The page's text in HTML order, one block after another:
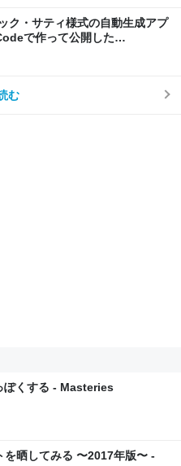
ク・サティ様式の自動生成アプ
で作って公開した
む
くする - Masteries
晒してみる 〜2017年版〜 -